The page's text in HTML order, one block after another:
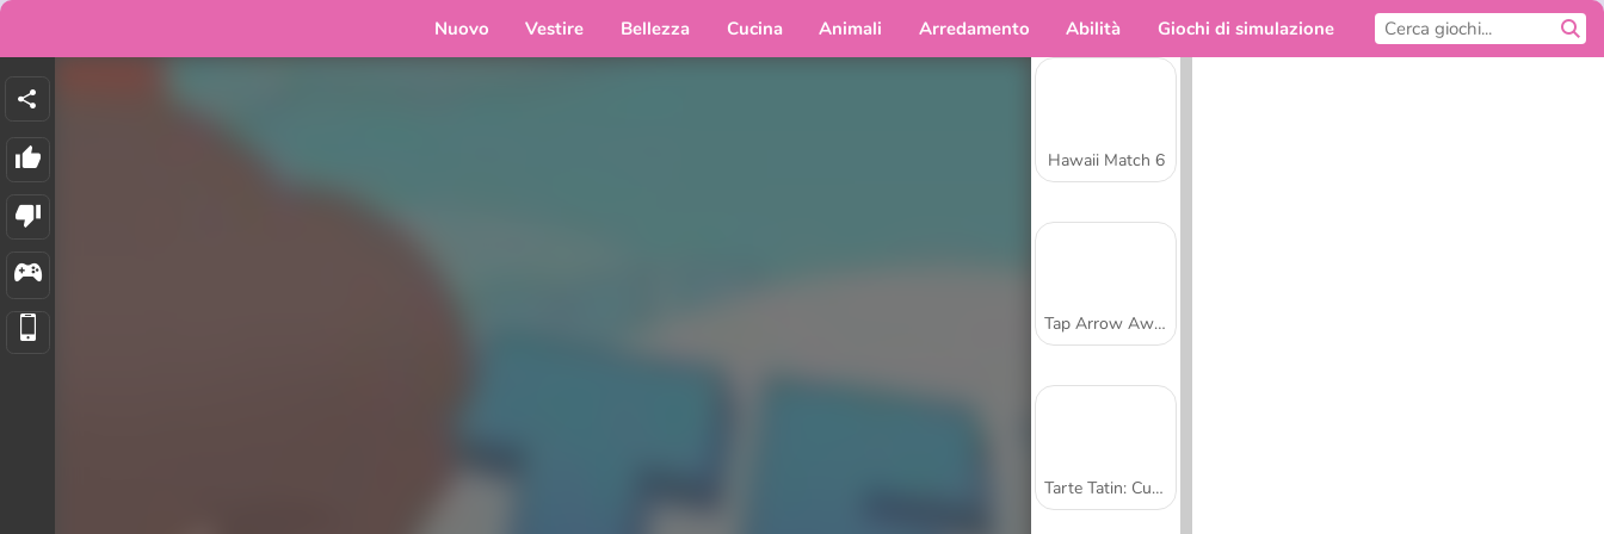
Nuovo Vestire Bellezza Cucina Animali Arredamento Abilità Giochi di simulazione
Hawaii Match 6
Tap Arrow Away
Tarte Tatin: Cucina con Sara